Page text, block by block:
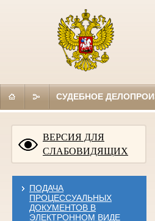
СУДЕБНОЕ
ВЕРСИЯ ДЛЯ
СЛАБОВИДЯЩИХ
ПОДАЧА
ПРОЦЕССУАЛЬНЫХ
ДОКУМЕНТОВ В
ЭЛЕКТРОННОМ ВИДЕ